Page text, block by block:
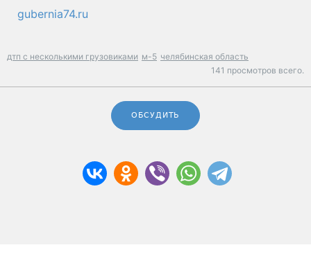
gubernia74.ru
дтп с несколькими грузовиками м-5 челябинская область
141 просмотров всего.
ОБСУДИТЬ